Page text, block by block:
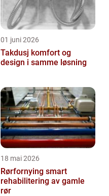
01 juni 2026
Takdusj komfort og
design i samme løsning
18 mai 2026
Rørfornying smart
rehabilitering av gamle
rør